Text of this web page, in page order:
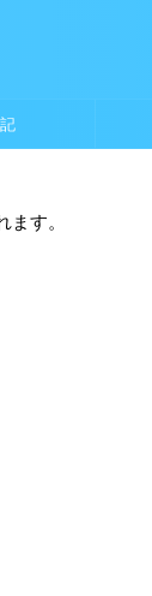
す。